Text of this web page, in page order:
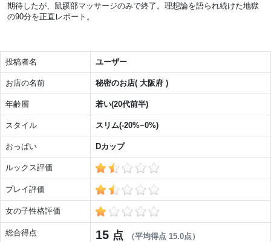
期待したが、鼠蹊部マッサージのみで終了。理想論を語られ続けた地獄
の90分を正直レポート。
投稿者名 ユーザー
お店の名前 秘密のお店( 大阪府 )
年齢層 若い(20代前半)
スタイル スリム(-20%~0%)
おっぱい Dカップ
ルックス評価
プレイ評価
女の子性格評価
総合得点 15 点 （平均得点 15.0点）